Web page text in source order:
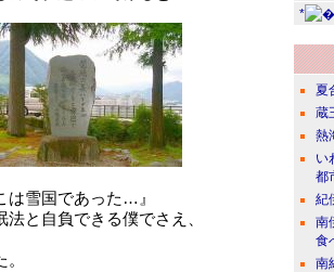
は雪国であった…』
と自負できる僕でさえ、
*
夏
蔵
熱
い
都
紀
南
食
南